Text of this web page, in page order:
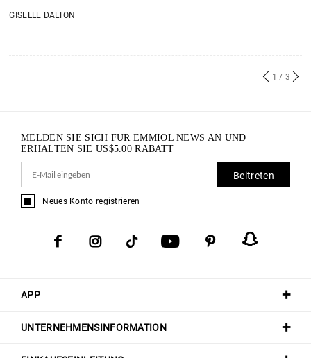
GISELLE DALTON
1 / 3
APP
UNTERNEHMENSINFORMATION
MELDEN SIE SICH FÜR EMMIOL NEWS AN UND
ERHALTEN SIE US$5.00 RABATT
Beitreten
Neues Konto registrieren